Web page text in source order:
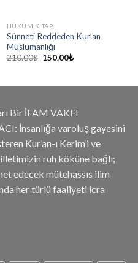
HÜKÜM KITAP
Sünneti Reddeden Kur’an
Müslümanlığı
210.00₺ Orijinal
150.00₺Şu
Bir İFAM VAKFI
İnsanlığa varoluş gayesini
Kur’an-ı Kerim’i ve
ruh köküne bağlı;
edecek mütehassıs ilim
her türlü faaliyeti icra